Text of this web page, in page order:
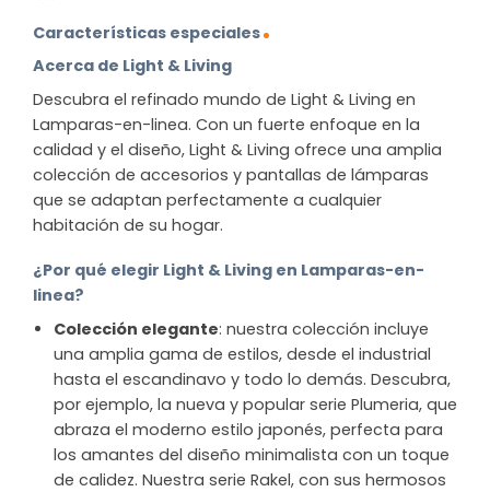
Características especiales
Acerca de Light & Living
Descubra el refinado mundo de Light & Living en
Lamparas-en-linea. Con un fuerte enfoque en la
calidad y el diseño, Light & Living ofrece una amplia
colección de accesorios y pantallas de lámparas
que se adaptan perfectamente a cualquier
habitación de su hogar.
¿Por qué elegir Light & Living en Lamparas-en-
linea?
Colección elegante: nuestra colección incluye
una amplia gama de estilos, desde el industrial
hasta el escandinavo y todo lo demás. Descubra,
por ejemplo, la nueva y popular serie Plumeria, que
abraza el moderno estilo japonés, perfecta para
los amantes del diseño minimalista con un toque
de calidez. Nuestra serie Rakel, con sus hermosos